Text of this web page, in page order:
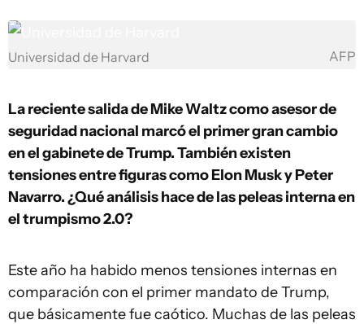
Universidad de Harvard AFP
La reciente salida de Mike Waltz como asesor de
seguridad nacional marcó el primer gran cambio
en el gabinete de Trump. También existen
tensiones entre figuras como Elon Musk y Peter
Navarro. ¿Qué análisis hace de las peleas interna en
el trumpismo 2.0?
Este año ha habido menos tensiones internas en
comparación con el primer mandato de Trump,
que básicamente fue caótico. Muchas de las peleas